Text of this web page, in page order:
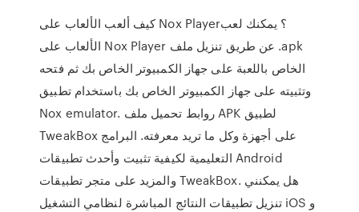
كيف ألعب الألعاب على Nox Player؟ يمكنك لعب
الألعاب على Nox Player عن طريق تنزيل ملف .apk
الخاص باللعبة على جهاز الكمبيوتر الخاص بك ثم فتحه
وتثبيته على جهاز الكمبيوتر الخاص بك باستخدام تطبيق
Nox emulator. روابط تحميل ملف APK لطبيق
TweakBox على أجهزة وكل ما تريد معرفته. البرامج
التعليمية لكيفية تثبيت وأحدث تطبيقات Android
والمزيد على متجر تطبيقات TweakBox. هل يمكنني
تنزيل تطبيقات النتائج المباشرة لنظامي التشغيل iOS و